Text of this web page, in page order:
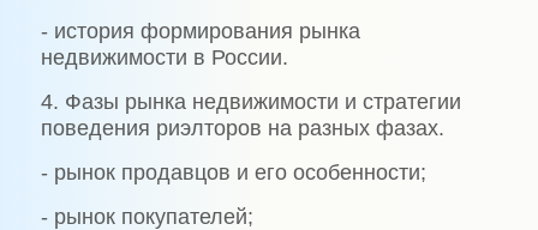
- история формирования рынка
недвижимости в России.
4. Фазы рынка недвижимости и стратегии
поведения риэлторов на разных фазах.
- рынок продавцов и его особенности;
- рынок покупателей;